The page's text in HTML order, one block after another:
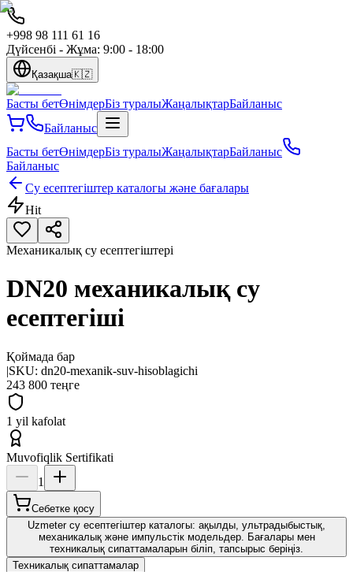
+998 98 111 61 16
Дүйсенбі - Жұма: 9:00 - 18:00
Қазақша🇰🇿
Басты бетӨнімдерБіз туралыЖаңалықтарБайланыс
Байланыс
Басты бетӨнімдерБіз туралыЖаңалықтарБайланыс
Байланыс
Су есептегіштер каталогы және бағалары
Hit
Механикалық су есептегіштері
DN20 механикалық су
есептегіші
Қоймада бар
|SKU: dn20-mexanik-suv-hisoblagichi
243 800 теңге
1 yil kafolat
Muvofiqlik Sertifikati
1
Себетке қосу
Uzmeter су есептегіштер каталогы: ақылды, ультрадыбыстық,
механикалық және импульстік модельдер. Бағалары мен
техникалық сипаттамаларын біліп, тапсырыс беріңіз.
Техникалық сипаттамалар